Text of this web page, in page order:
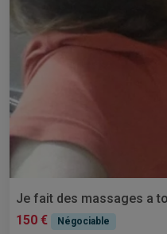
Je fait des massages a
150 €
Négociable